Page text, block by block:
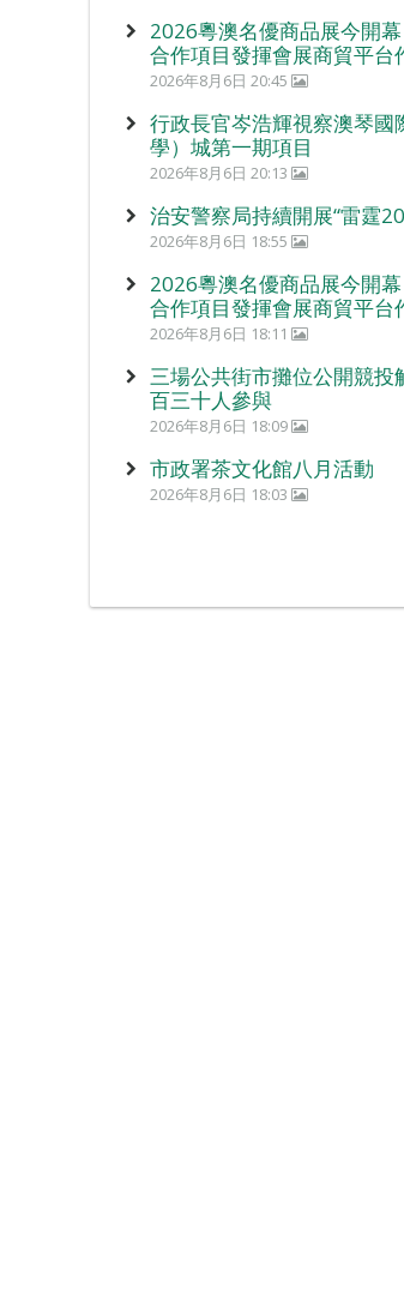
2026粵澳名優商品展今開
合作項目發揮會展商貿平台
2026年8月6日 20:45
行政長官岑浩輝視察澳琴國
學）城第一期項目
2026年8月6日 20:13
治安警察局持續開展“雷霆
2026年8月6日 18:55
2026粵澳名優商品展今開
合作項目發揮會展商貿平台
2026年8月6日 18:11
三場公共街市攤位公開競投
百三十人參與
2026年8月6日 18:09
市政署茶文化館八月活動
2026年8月6日 18:03